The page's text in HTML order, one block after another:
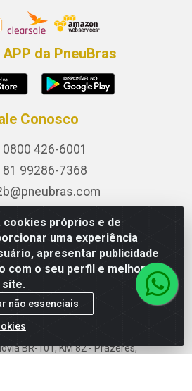
próprios e de
uma experiência
apresentar publicidade
com o seu perfil e melhorar a
site.
não essenciais
da PneuBras
Conosco
0800 426-6001
81 99286-7368
Instagram
Facebook
e Dados (DPO):
BR-101, KM 82 - Prazeres,